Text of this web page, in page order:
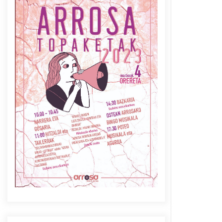
Azaroak 6 Iurretan Arrosa
sarearen IX. topaketak
2021/10/04
Berria egunkarian
elkarrizketa Arrosaren 20
urteez
2021/07/06
Arrosaren laburpen bideoa
Hamaika Telebistaren eskutik
2021/06/30